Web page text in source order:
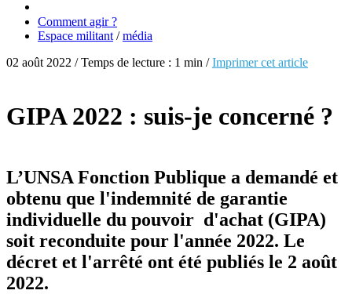
Comment agir ?
Espace militant /média
02 août 2022 / Temps de lecture : 1 min /Imprimer cet article
GIPA 2022 : suis-je concerné ?
L’UNSA Fonction Publique a demandé et
obtenu que l'indemnité de garantie
individuelle du pouvoir d'achat (GIPA)
soit reconduite pour l'année 2022. Le
décret et l'arrêté ont été publiés le 2 août
2022.